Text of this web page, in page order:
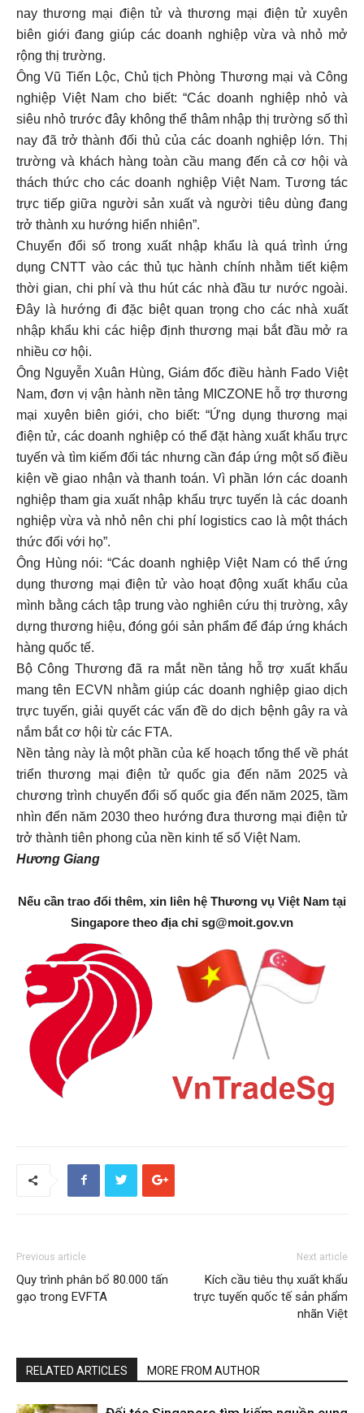
nay thương mại điện tử và thương mại điện tử xuyên
biên giới đang giúp các doanh nghiệp vừa và nhỏ mở
rộng thị trường.
Ông Vũ Tiến Lộc, Chủ tịch Phòng Thương mại và Công
nghiệp Việt Nam cho biết: “Các doanh nghiệp nhỏ và
siêu nhỏ trước đây không thể thâm nhập thị trường số thì
nay đã trở thành đối thủ của các doanh nghiệp lớn. Thị
trường và khách hàng toàn cầu mang đến cả cơ hội và
thách thức cho các doanh nghiệp Việt Nam. Tương tác
trực tiếp giữa người sản xuất và người tiêu dùng đang
trở thành xu hướng hiển nhiên”.
Chuyển đổi số trong xuất nhập khẩu là quá trình ứng
dụng CNTT vào các thủ tục hành chính nhằm tiết kiệm
thời gian, chi phí và thu hút các nhà đầu tư nước ngoài.
Đây là hướng đi đặc biệt quan trọng cho các nhà xuất
nhập khẩu khi các hiệp định thương mại bắt đầu mở ra
nhiều cơ hội.
Ông Nguyễn Xuân Hùng, Giám đốc điều hành Fado Việt
Nam, đơn vị vận hành nền tảng MICZONE hỗ trợ thương
mại xuyên biên giới, cho biết: “Ứng dụng thương mại
điện tử, các doanh nghiệp có thể đặt hàng xuất khẩu trực
tuyến và tìm kiếm đối tác nhưng cần đáp ứng một số điều
kiện về giao nhận và thanh toán. Vì phần lớn các doanh
nghiệp tham gia xuất nhập khẩu trực tuyến là các doanh
nghiệp vừa và nhỏ nên chi phí logistics cao là một thách
thức đối với họ”.
Ông Hùng nói: “Các doanh nghiệp Việt Nam có thể ứng
dụng thương mại điện tử vào hoạt động xuất khẩu của
mình bằng cách tập trung vào nghiên cứu thị trường, xây
dựng thương hiệu, đóng gói sản phẩm để đáp ứng khách
hàng quốc tế.
Bộ Công Thương đã ra mắt nền tảng hỗ trợ xuất khẩu
mang tên ECVN nhằm giúp các doanh nghiệp giao dịch
trực tuyến, giải quyết các vấn đề do dịch bệnh gây ra và
nắm bắt cơ hội từ các FTA.
Nền tảng này là một phần của kế hoạch tổng thể về phát
triển thương mại điện tử quốc gia đến năm 2025 và
chương trình chuyển đổi số quốc gia đến năm 2025, tầm
nhìn đến năm 2030 theo hướng đưa thương mại điện tử
trở thành tiên phong của nền kinh tế số Việt Nam.
Hương Giang
Nếu cần trao đổi thêm, xin liên hệ Thương vụ Việt Nam tại
Singapore theo địa chỉ sg@moit.gov.vn
Previous article
Quy trình phân bổ 80.000 tấn
gạo trong EVFTA
Next article
Kích cầu tiêu thụ xuất khẩu
trực tuyến quốc tế sản phẩm
nhãn Việt
RELATED ARTICLES MORE FROM AUTHOR